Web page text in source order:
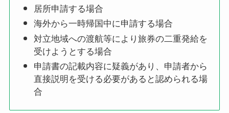
居所申請する場合
海外から一時帰国中に申請する場合
対立地域への渡航等により旅券の二重発給を
受けようとする場合
申請書の記載内容に疑義があり、申請者から
直接説明を受ける必要があると認められる場
合